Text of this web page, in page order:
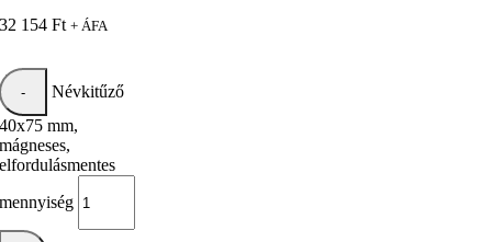
32 154Ft + ÁFA
Névkitűző
40x75 mm,
mágneses,
elfordulásmentes
mennyiség